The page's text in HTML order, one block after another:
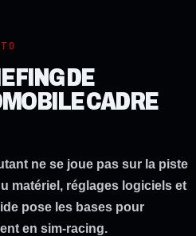
DE
CADRE
ne se joue pas sur la piste
matériel, réglages logiciels et
pose les bases pour
en sim-racing.